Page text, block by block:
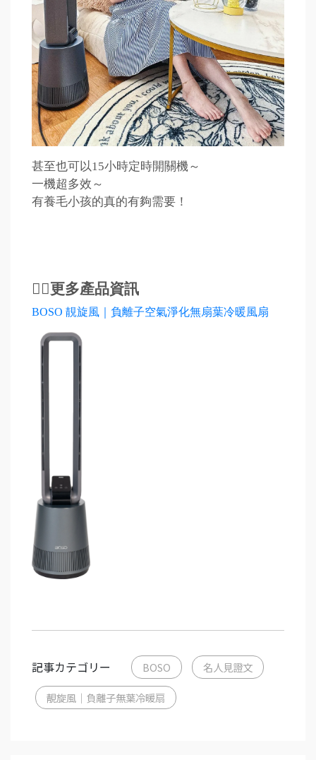
甚至也可以15小時定時開關機～
一機超多效～
有養毛小孩的真的有夠需要！
👉🏻更多產品資訊
BOSO 靚旋風｜負離子空氣淨化無扇葉冷暖風扇
記事カテゴリー BOSO 名人見證文
靚旋風｜負離子無葉冷暖扇